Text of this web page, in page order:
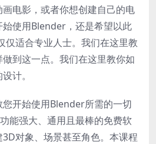
电影，或者你想创建自己的电
使用Blender，还是希望以此
仅适合专业人士。我们在这里教
到这一点。我们在这里教你如
计。
开始使用Blender所需的一切
能强大、通用且最棒的免费软
对象、场景甚至角色。本课程